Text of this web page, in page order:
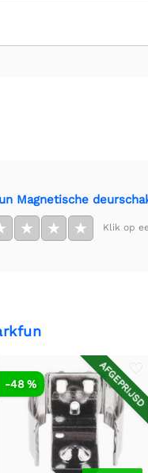
Magnetische
★ ★ ★ Klik op
AFGEPRIJSD
-48 %